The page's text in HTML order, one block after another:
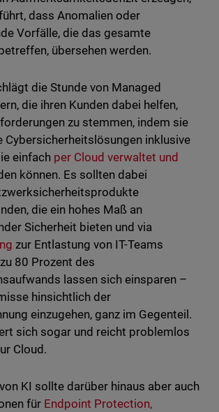
dass Anomalien oder
Vorfälle, die das gesamte
übersehen werden.
die Stunde von Managed
die ihren Kunden dabei helfen,
zu stemmen, indem sie
inklusive
einfach per Cloud verwaltet und
können. Es sollten dabei
die ein hohes Maß an
Sicherheit bieten und via
zur Entlastung von IT-Teams
80 Prozent des
lassen sich einsparen –
hinsichtlich der
einzugehen, ganz im Gegenteil.
sich sogar und reicht problemlos
Cloud.
KI sollte darüber hinaus aber auch
für Endpoint Protection,